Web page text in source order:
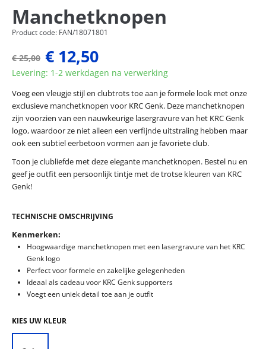
Manchetknopen
Product code: FAN/18071801
€ 25,00 € 12,50
Levering: 1-2 werkdagen na verwerking
Voeg een vleugje stijl en clubtrots toe aan je formele look met onze
exclusieve manchetknopen voor KRC Genk. Deze manchetknopen
zijn voorzien van een nauwkeurige lasergravure van het KRC Genk
logo, waardoor ze niet alleen een verfijnde uitstraling hebben maar
ook een subtiel eerbetoon vormen aan je favoriete club.
Toon je clubliefde met deze elegante manchetknopen. Bestel nu en
geef je outfit een persoonlijk tintje met de trotse kleuren van KRC
Genk!
TECHNISCHE OMSCHRIJVING
Kenmerken:
Hoogwaardige manchetknopen met een lasergravure van het KRC
Genk logo
Perfect voor formele en zakelijke gelegenheden
Ideaal als cadeau voor KRC Genk supporters
Voegt een uniek detail toe aan je outfit
KIES UW KLEUR